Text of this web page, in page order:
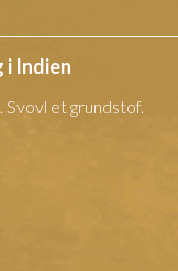
i Indien
et grundstof.